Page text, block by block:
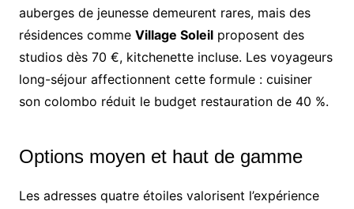
auberges de jeunesse demeurent rares, mais des
résidences comme Village Soleilproposent des
studios dès 70 €, kitchenette incluse. Les voyageurs
long-séjour affectionnent cette formule : cuisiner
son colombo réduit le budget restauration de 40 %.
Options moyen et haut de gamme
Les adresses quatre étoiles valorisent l’expérience